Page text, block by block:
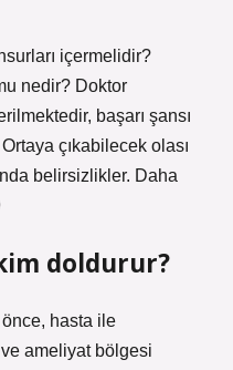
içermelidir?
nedir? Doktor
başarı şansı
çıkabilecek olası
belirsizlikler. Daha
doldurur?
hasta ile
ameliyat bölgesi